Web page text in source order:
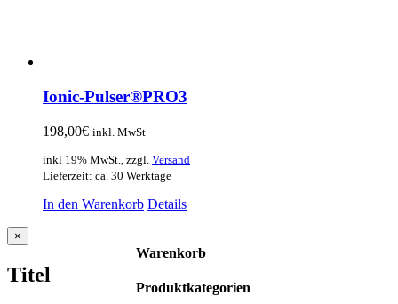
Ionic-Pulser®PRO3
198,00€ inkl. MwSt
inkl 19% MwSt., zzgl. Versand
Lieferzeit: ca. 30 Werktage
In den Warenkorb Details
Warenkorb
Produktkategorien
Close
product
view
×
Titel